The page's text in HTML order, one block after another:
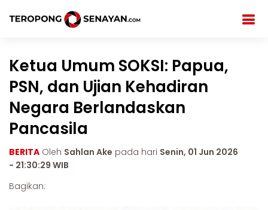
Ketua Umum SOKSI: Papua,
PSN, dan Ujian Kehadiran
Negara Berlandaskan
Pancasila
BERITA Oleh Sahlan Ake pada hari Senin, 01 Jun 2026
- 21:30:29 WIB
Bagikan: